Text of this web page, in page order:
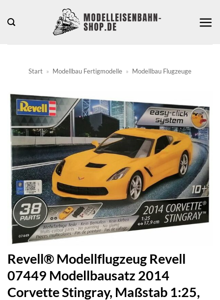
Inhalt
Start » Modellbau Fertigmodelle » Modellbau Flugzeuge
Revell® Modellflugzeug Revell
07449 Modellbausatz 2014
Corvette Stingray, Maßstab 1:25,